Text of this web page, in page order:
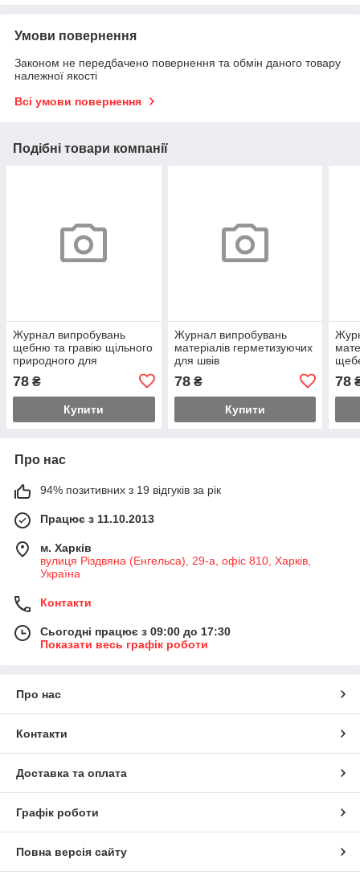
Умови повернення
Законом не передбачено повернення та обмін даного товару
належної якості
Всі умови повернення
Подібні товари компанії
Журнал випробувань
щебню та гравію щільного
природного для
виробів, конструкцій та
78 ₴
Купити
Журнал випробувань
матеріалів герметизуючих
для швів
асфальтобетонних
покриттів
78₴
Купити
78
Про нас
94% позитивних з 19 відгуків за рік
Працює з 11.10.2013
м. Харків
вулиця Різдвяна (Енгельса), 29-а, офіс 810, Харків,
Україна
Контакти
Сьогодні працює з 09:00 до 17:30
Показати весь графік роботи
Про нас
Контакти
Доставка та оплата
Графік роботи
Повна версія сайту